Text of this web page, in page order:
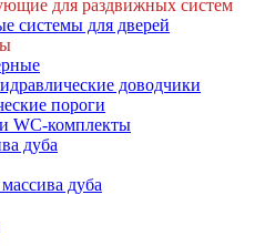
для раздвижных систем
системы для дверей
доводчики
пороги
WC-комплекты
дуба
дуба